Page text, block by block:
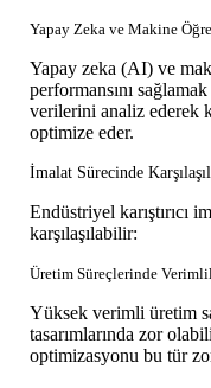
Yapay Zeka ve Makine
Yapay zeka (AI) ve
performansını
verilerini analiz ederek
optimize eder.
İmalat Sürecinde
Endüstriyel karıştırıcı
karşılaşılabilir:
Üretim Süreçlerinde
Yüksek verimli üretim
tasarımlarında zor
optimizasyonu bu tür